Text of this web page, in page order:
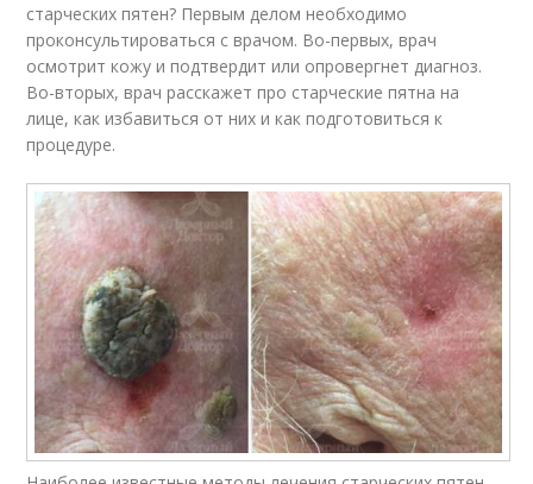
старческих пятен? Первым делом необходимо
проконсультироваться с врачом. Во-первых, врач
осмотрит кожу и подтвердит или опровергнет диагноз.
Во-вторых, врач расскажет про старческие пятна на
лице, как избавиться от них и как подготовиться к
процедуре.